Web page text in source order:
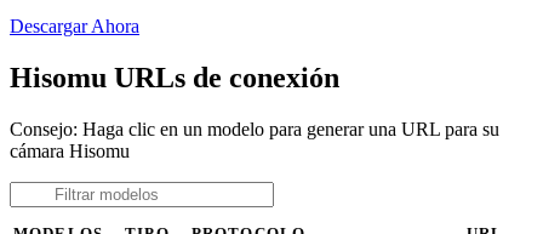
Descargar Ahora
Hisomu URLs de conexión
Consejo: Haga clic en un modelo para generar una URL para su
cámara Hisomu